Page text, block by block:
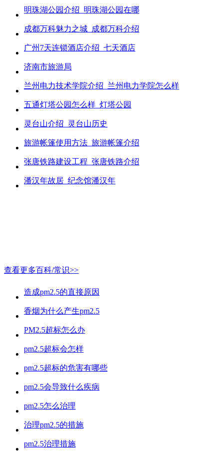
明珠湖公园介绍_明珠湖公园在哪
成都万科魅力之城_成都万科介绍
广州7天连锁酒店介绍_七天酒店
济南市旅游局
兰州电力技术学院介绍_兰州电力学院怎么样
五通灯塔公园怎么样_灯塔公园
灵台山介绍_灵台山历史
旅游帐篷使用方法_旅游帐篷介绍
张唐铁路建设工程_张唐铁路介绍
潘汉年故居_纪念馆潘汉年
查看更多百科/常识>>
造成pm2.5的直接原因
香烟为什么产生pm2.5
PM2.5超标怎么办
pm2.5超标会怎样
pm2.5超标的危害有哪些
pm2.5会导致什么疾病
pm2.5怎么治理
治理pm2.5的措施
pm2.5治理措施